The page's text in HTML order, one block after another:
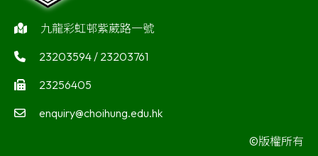
九龍彩虹邨紫葳路一號
23203594 / 23203761
23256405
enquiry@choihung.edu.hk
©版權所有